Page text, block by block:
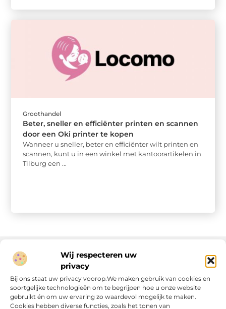
Wij respecteren uw
privacy
Bij ons staat uw privacy voorop.We maken gebruik van cookies en
soortgelijke technologieën om te begrijpen hoe u onze website
gebruikt én om uw ervaring zo waardevol mogelijk te maken.
Cookies hebben diverse functies, zoals het tonen van
Groothandel
Beter, sneller en efficiënter printen en scannen
door een Oki printer te kopen
Wanneer u sneller, beter en efficiënter wilt printen en
scannen, kunt u in een winkel met kantoorartikelen in
Tilburg een ...
Onze informatie